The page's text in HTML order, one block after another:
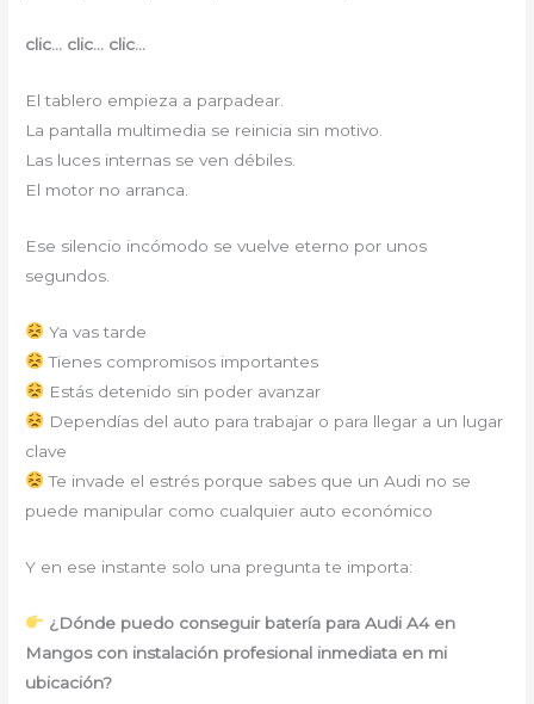
clic… clic… clic…
El tablero empieza a parpadear.
La pantalla multimedia se reinicia sin motivo.
Las luces internas se ven débiles.
El motor no arranca.
Ese silencio incómodo se vuelve eterno por unos
segundos.
Ya vas tarde
Tienes compromisos importantes
Estás detenido sin poder avanzar
Dependías del auto para trabajar o para llegar a un lugar
clave
Te invade el estrés porque sabes que un Audi no se
puede manipular como cualquier auto económico
Y en ese instante solo una pregunta te importa:
¿Dónde puedo conseguir batería para Audi A4 en
Mangos con instalación profesional inmediata en mi
ubicación?